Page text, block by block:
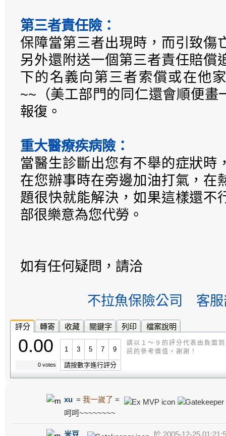
第三者責任險：
保障當第三者出現時，而引致傷
另外還附送一個第三者責任賠償
下的名義向第三者索償或在他
~~（美工部門的同仁還會順便畫
報復。
重大醫療疾病險：
當醫生診斷出您有不舉的症狀時
在您辦事時在旁邊加油打氣，在
題很快就能解決，如果這樣還
部很樂意為您代勞。
如有任何疑問，請洽
不拉魚保險公司 客
評分 轉寄 收藏 關鍵字 列印 檔案說明
0.00
0 votes
1 3 5 7 9
請按數字進行評分
請以１～９的評分代表由負面
訊的參考價值。謝謝！
xu =我一嵗了 =
呵呵~~~~~~~~
米豆 於 2005-12-25